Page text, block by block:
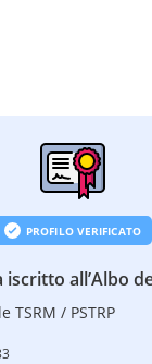
PROFILO VERIFICATO
all’Albo
TSRM / PSTRP